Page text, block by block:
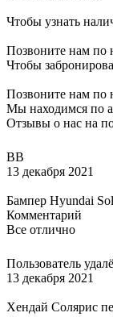
Чтобы узнать
Позвоните нам по
Чтобы
Позвоните нам по
Мы находимся по
Отзывы о нас на
ВВ
13 декабря 2021
Бампер Hyundai
Комментарий
Все отлично
Пользователь
13 декабря 2021
Хендай Солярис